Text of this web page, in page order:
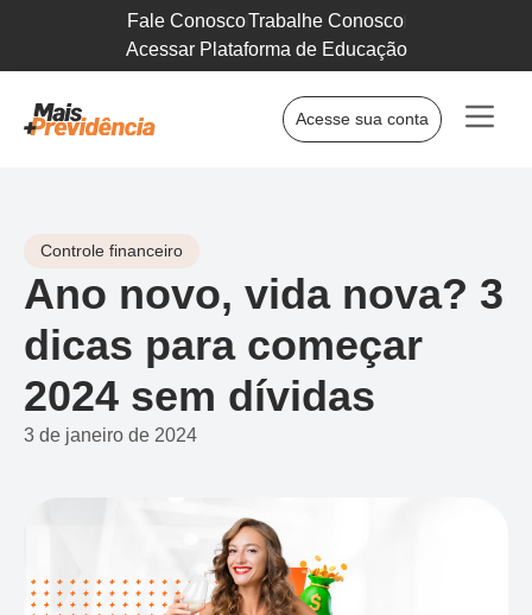
Fale ConoscoTrabalhe Conosco
Acessar Plataforma de Educação
Acesse sua conta
Controle financeiro
Ano novo, vida nova? 3
dicas para começar
2024 sem dívidas
3 de janeiro de 2024